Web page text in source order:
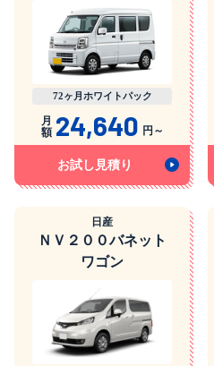
72ヶ月ホワイトパック
月
額 24,640 円～
お試し見積り
日産
ＮＶ２００バネット
ワゴン